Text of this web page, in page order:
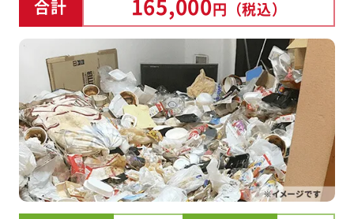
合計 円 （税込）